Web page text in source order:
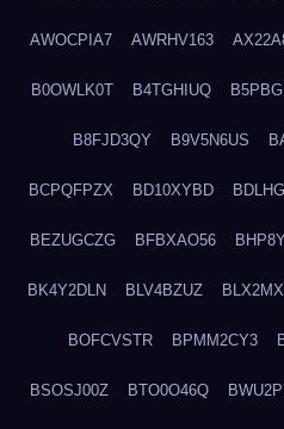
AWOCPIA7 AWRHV163
B0OWLK0T B4TGHIUQ
B8FJD3QY B9V5N6US
BCPQFPZX BD10XYBD
BEZUGCZG BFBXAO56
BK4Y2DLN BLV4BZUZ
BOFCVSTR BPMM2CY3
BSOSJ00Z BTO0O46Q